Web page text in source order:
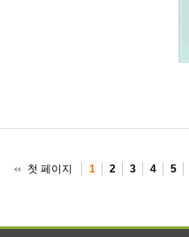
첫 페이지 1 2 3 4 5